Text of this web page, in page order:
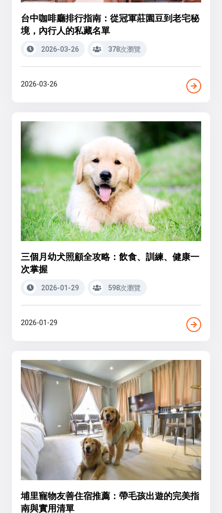
台中咖啡廳排行指南：從冠軍莊園豆到老宅秘
境，內行人的私藏名單
2026-03-26 378次瀏覽
2026-03-26
三個月幼犬照顧全攻略：飲食、訓練、健康一
次掌握
2026-01-29 598次瀏覽
2026-01-29
埔里寵物友善住宿推薦：帶毛孩出遊的完美指
南與實用清單